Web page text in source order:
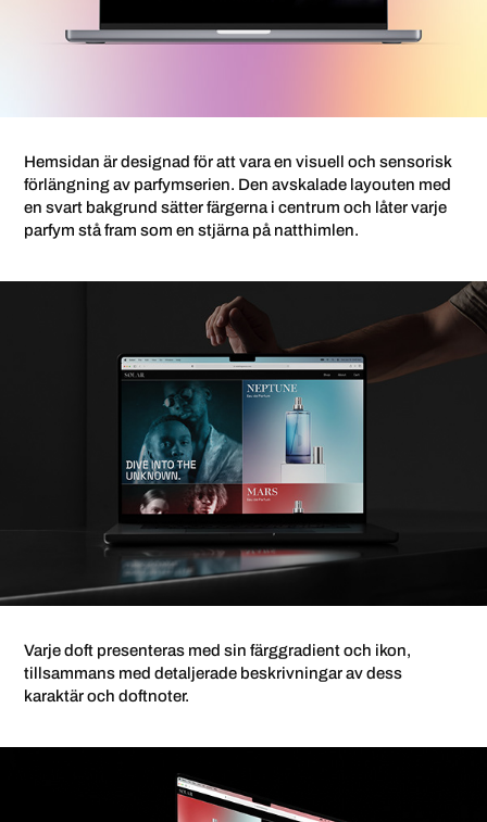
Hemsidan är designad för att vara en visuell och sensorisk
förlängning av parfymserien. Den avskalade layouten med
en svart bakgrund sätter färgerna i centrum och låter varje
parfym stå fram som en stjärna på natthimlen.
Varje doft presenteras med sin färggradient och ikon,
tillsammans med detaljerade beskrivningar av dess
karaktär och doftnoter.